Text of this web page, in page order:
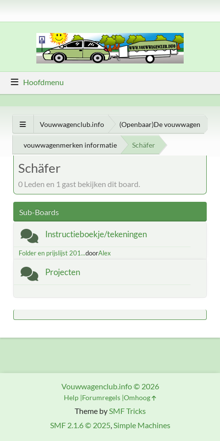
Hoofdmenu
Vouwwagenclub.info (Openbaar)De vouwwagen
vouwwagenmerken informatie Schäfer
Schäfer
0 Leden en 1 gast bekijken dit board.
Sub-Boards
Instructieboekje/tekeningen
Folder en prijslijst 201...doorAlex
Projecten
Theme bySMF Tricks
SMF 2.1.6 © 2025,Simple Machines
Vouwwagenclub.info © 2026
Help Forumregels Omhoog